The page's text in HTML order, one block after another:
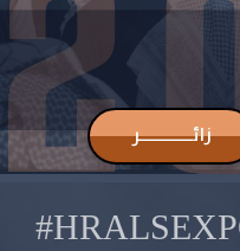
زائـــــــــر